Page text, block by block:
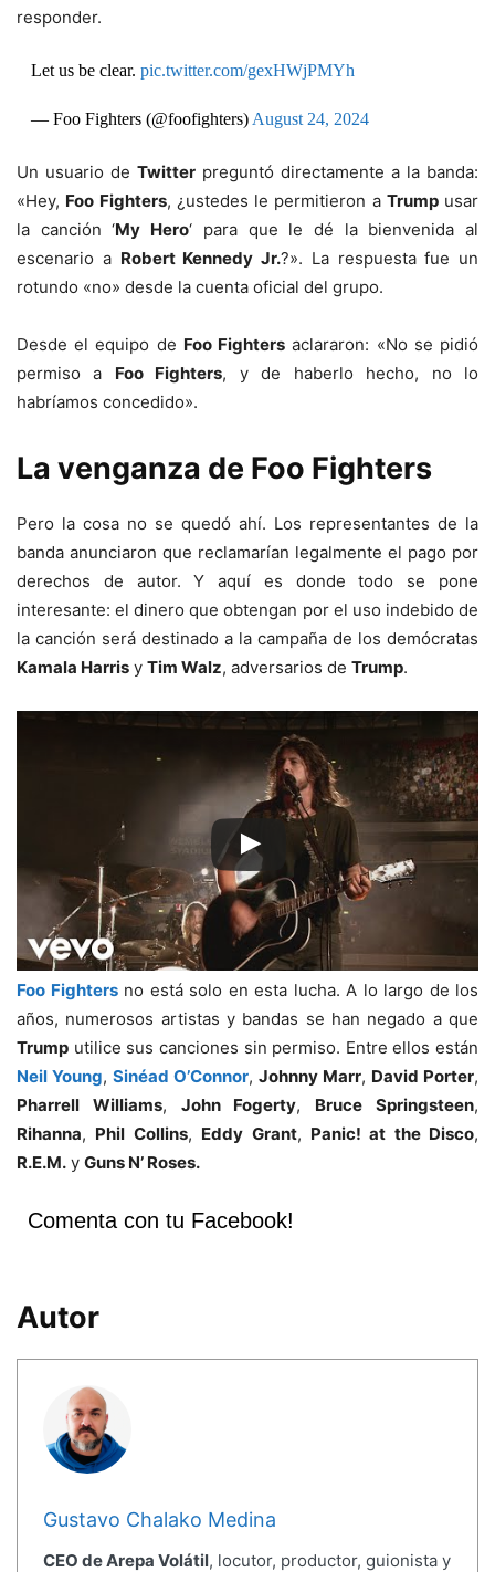
responder.
Let us be clear. pic.twitter.com/gexHWjPMYh
— Foo Fighters (@foofighters) August 24, 2024
Un usuario de Twitter preguntó directamente a la banda:
«Hey, Foo Fighters, ¿ustedes le permitieron a Trumpusar
la canción ‘My Hero‘ para que le dé la bienvenida al
escenario a Robert Kennedy Jr.?». La respuesta fue un
rotundo «no» desde la cuenta oficial del grupo.
Desde el equipo de Foo Fighters aclararon: «No se pidió
permiso a Foo Fighters, y de haberlo hecho, no lo
habríamos concedido».
La venganza de Foo Fighters
Pero la cosa no se quedó ahí. Los representantes de la
banda anunciaron que reclamarían legalmente el pago por
derechos de autor. Y aquí es donde todo se pone
interesante: el dinero que obtengan por el uso indebido de
la canción será destinado a la campaña de los demócratas
Kamala Harris y Tim Walz, adversarios de Trump.
Foo Fightersno está solo en esta lucha. A lo largo de los
años, numerosos artistas y bandas se han negado a que
Trump utilice sus canciones sin permiso. Entre ellos están
Neil Young, Sinéad O’Connor, Johnny Marr, David Porter,
Pharrell Williams, John Fogerty, Bruce Springsteen,
Rihanna, Phil Collins, Eddy Grant, Panic! at the Disco,
R.E.M. y Guns N’ Roses.
Comenta con tu Facebook!
Autor
Gustavo Chalako Medina
CEO de Arepa Volátil, locutor, productor, guionista y